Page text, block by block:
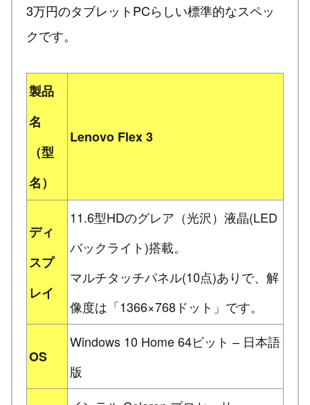
3万円のタブレットPCらしい標準的なスペッ
クです。
製品
名
（型
名）
Lenovo Flex 3
ディ
スプ
レイ
11.6型HDのグレア（光沢）液晶(LED
バックライト)搭載。
マルチタッチパネル(10点)ありで、解
像度は「1366×768ドット」です。
OS
Windows 10 Home 64ビット – 日本語
版